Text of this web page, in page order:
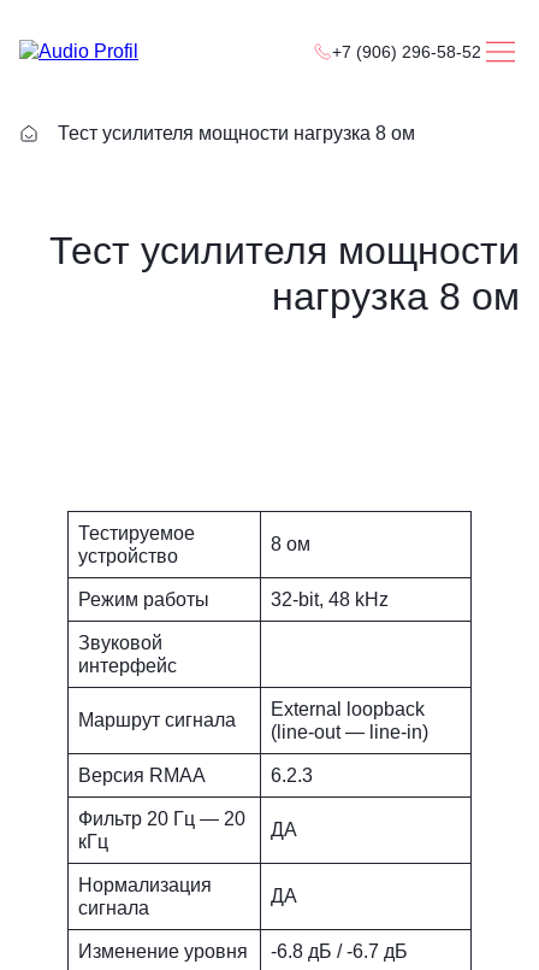
+7 (906) 296-58-52
Тест усилителя мощности нагрузка 8 ом
Тест усилителя мощности
нагрузка 8 ом
Тестируемое
устройство
8 ом
Режим работы 32-bit, 48 kHz
Звуковой
интерфейс
Маршрут сигнала
External loopback
(line-out — line-in)
Версия RMAA 6.2.3
Фильтр 20 Гц — 20
кГц
ДА
Нормализация
сигнала
ДА
Изменение уровня -6.8 дБ / -6.7 дБ